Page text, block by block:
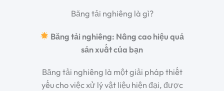
Băng tải nghiêng là gì?
Băng tải nghiêng: Nâng cao hiệu quả
sản xuất của bạn
Băng tải nghiêng là một giải pháp thiết
yếu cho việc xử lý vật liệu hiện đại, được